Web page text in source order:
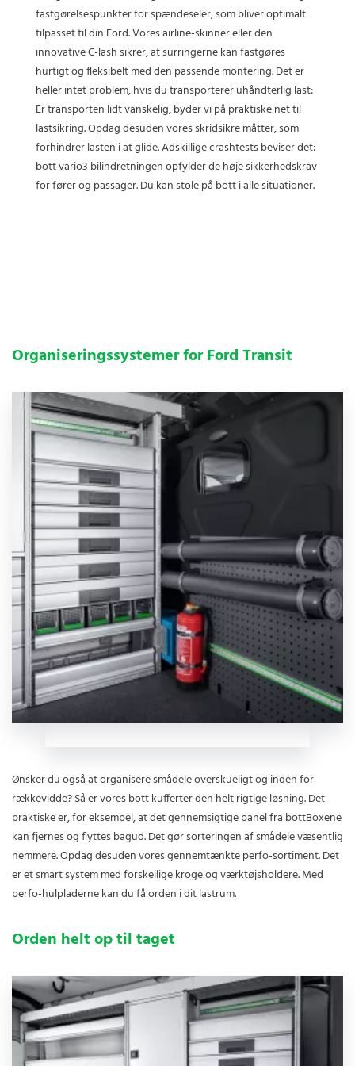
fastgørelsespunkter for spændeseler, som bliver optimalt
tilpasset til din Ford. Vores airline-skinner eller den
innovative C-lash sikrer, at surringerne kan fastgøres
hurtigt og fleksibelt med den passende montering. Det er
heller intet problem, hvis du transporterer uhåndterlig last:
Er transporten lidt vanskelig, byder vi på praktiske net til
lastsikring. Opdag desuden vores skridsikre måtter, som
forhindrer lasten i at glide. Adskillige crashtests beviser det:
bott vario3 bilindretningen opfylder de høje sikkerhedskrav
for fører og passager. Du kan stole på bott i alle situationer.
Organiseringssystemer for Ford Transit
Ønsker du også at organisere smådele overskueligt og inden for
rækkevidde? Så er vores bott kufferter den helt rigtige løsning. Det
praktiske er, for eksempel, at det gennemsigtige panel fra bottBoxene
kan fjernes og flyttes bagud. Det gør sorteringen af smådele væsentlig
nemmere. Opdag desuden vores gennemtænkte perfo-sortiment. Det
er et smart system med forskellige kroge og værktøjsholdere. Med
perfo-hulpladerne kan du få orden i dit lastrum.
Orden helt op til taget